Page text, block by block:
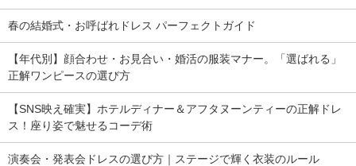
春の結婚式・お呼ばれドレス パーフェクトガイド
【年代別】顔合わせ・お見合い・婚活の服装マナー。「選ばれる」
正解ワンピースの選び方
【SNS映え確実】ホテルディナー＆アフタヌーンティーの正解ドレ
ス！座り姿で魅せるコーデ術
演奏会・発表会ドレスの選び方｜ステージで輝く衣装のルール